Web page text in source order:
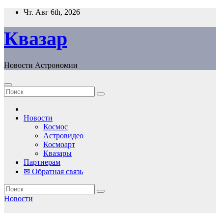
Перейти
содержанию
Чт. Авг 6th, 2026
Квазар
Новости Астрономии
Новости
Космос
Астровидео
Космоарт
Квазары
Партнерам
✉ Обратная связь
Новости